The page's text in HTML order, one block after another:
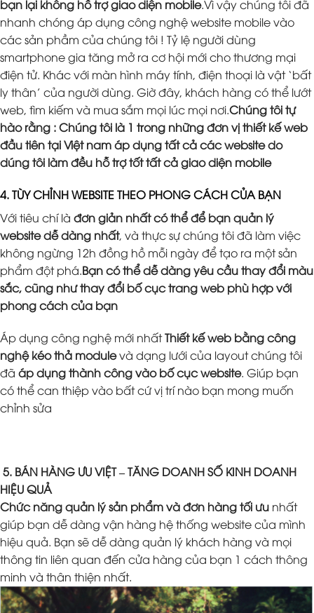
bạn lại không hỗ trợ giao diện mobile.Vì vậy chúng tôi đã
nhanh chóng áp dụng công nghệ website mobile vào
các sản phầm của chúng tôi ! Tỷ lệ người dùng
smartphone gia tăng mở ra cơ hội mới cho thương mại
điện tử. Khác với màn hình máy tính, điện thoại là vật ‘bất
ly thân’ của người dùng. Giờ đây, khách hàng có thể lướt
web, tìm kiếm và mua sắm mọi lúc mọi nơi.Chúng tôi tự
hào rằng : Chúng tôi là 1 trong những đơn vị thiết kế web
đầu tiên tại Việt nam áp dụng tất cả các website do
dúng tôi làm đều hỗ trợ tốt tất cả giao diện mobile
4. TÙY CHỈNH WEBSITE THEO PHONG CÁCH CỦA BẠN
Với tiêu chí là đơn giản nhất có thể để bạn quản lý
website dễ dàng nhất, và thực sự chúng tôi đã làm việc
không ngừng 12h đồng hồ mỗi ngày để tạo ra một sản
phẩm đột phá.Bạn có thể dễ dàng yêu cầu thay đổi màu
sắc, cũng như thay đổi bố cục trang web phù hợp với
phong cách của bạn
Áp dụng công nghệ mới nhấtThiết kế web bằng công
nghệ kéo thả modulevà dạng lưới của layout chúng tôi
đã áp dụng thành công vào bố cục website. Giúp bạn
có thể can thiệp vào bất cứ vị trí nào bạn mong muốn
chỉnh sửa
5. BÁN HÀNG ƯU VIỆT – TĂNG DOANH SỐ KINH DOANH
HIỆU QUẢ
Chức năng quản lý sản phẩm và đơn hàng tối ưu nhất
giúp bạn dễ dàng vận hàng hệ thống website của mình
hiệu quả. Bạn sẽ dễ dàng quản lý khách hàng và mọi
thông tin liên quan đến cửa hàng của bạn 1 cách thông
minh và thân thiện nhất.